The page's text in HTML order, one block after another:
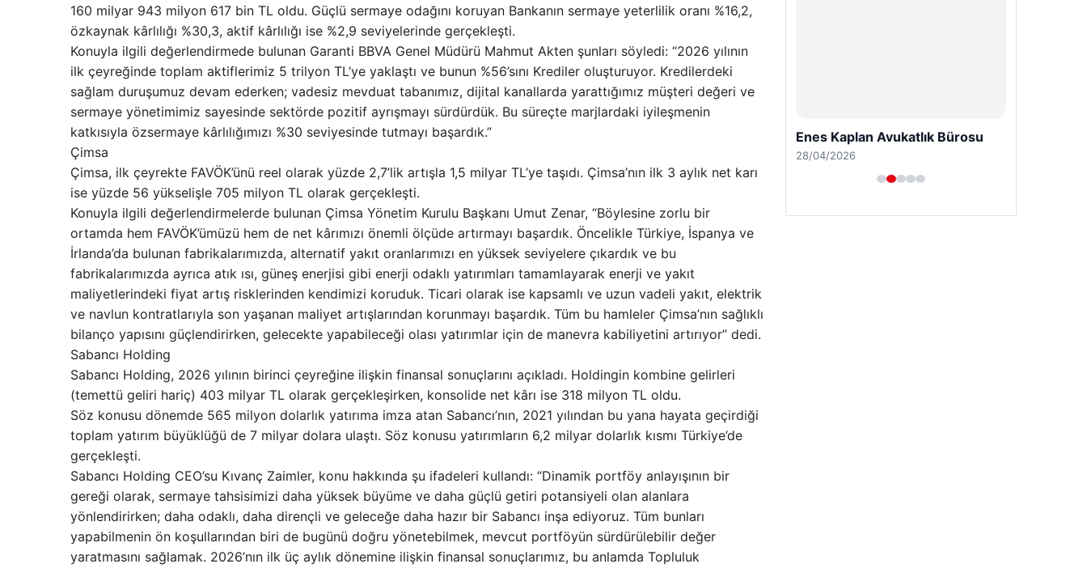
160 milyar 943 milyon 617 bin TL oldu. Güçlü sermaye odağını koruyan Bankanın sermaye yeterlilik oranı %16,2,
özkaynak kârlılığı %30,3, aktif kârlılığı ise %2,9 seviyelerinde gerçekleşti.
Konuyla ilgili değerlendirmede bulunan Garanti BBVA Genel Müdürü Mahmut Akten şunları söyledi: “2026 yılının
ilk çeyreğinde toplam aktiflerimiz 5 trilyon TL’ye yaklaştı ve bunun %56’sını Krediler oluşturuyor. Kredilerdeki
sağlam duruşumuz devam ederken; vadesiz mevduat tabanımız, dijital kanallarda yarattığımız müşteri değeri ve
sermaye yönetimimiz sayesinde sektörde pozitif ayrışmayı sürdürdük. Bu süreçte marjlardaki iyileşmenin
katkısıyla özsermaye kârlılığımızı %30 seviyesinde tutmayı başardık.”
Çimsa
Çimsa, ilk çeyrekte FAVÖK’ünü reel olarak yüzde 2,7’lik artışla 1,5 milyar TL’ye taşıdı. Çimsa’nın ilk 3 aylık net karı
ise yüzde 56 yükselişle 705 milyon TL olarak gerçekleşti.
Konuyla ilgili değerlendirmelerde bulunan Çimsa Yönetim Kurulu Başkanı Umut Zenar, “Böylesine zorlu bir
ortamda hem FAVÖK’ümüzü hem de net kârımızı önemli ölçüde artırmayı başardık. Öncelikle Türkiye, İspanya ve
İrlanda’da bulunan fabrikalarımızda, alternatif yakıt oranlarımızı en yüksek seviyelere çıkardık ve bu
fabrikalarımızda ayrıca atık ısı, güneş enerjisi gibi enerji odaklı yatırımları tamamlayarak enerji ve yakıt
maliyetlerindeki fiyat artış risklerinden kendimizi koruduk. Ticari olarak ise kapsamlı ve uzun vadeli yakıt, elektrik
ve navlun kontratlarıyla son yaşanan maliyet artışlarından korunmayı başardık. Tüm bu hamleler Çimsa’nın sağlıklı
bilanço yapısını güçlendirirken, gelecekte yapabileceği olası yatırımlar için de manevra kabiliyetini artırıyor” dedi.
Sabancı Holding
Sabancı Holding, 2026 yılının birinci çeyreğine ilişkin finansal sonuçlarını açıkladı. Holdingin kombine gelirleri
(temettü geliri hariç) 403 milyar TL olarak gerçekleşirken, konsolide net kârı ise 318 milyon TL oldu.
Söz konusu dönemde 565 milyon dolarlık yatırıma imza atan Sabancı’nın, 2021 yılından bu yana hayata geçirdiği
toplam yatırım büyüklüğü de 7 milyar dolara ulaştı. Söz konusu yatırımların 6,2 milyar dolarlık kısmı Türkiye’de
gerçekleşti.
Sabancı Holding CEO’su Kıvanç Zaimler, konu hakkında şu ifadeleri kullandı: “Dinamik portföy anlayışının bir
gereği olarak, sermaye tahsisimizi daha yüksek büyüme ve daha güçlü getiri potansiyeli olan alanlara
yönlendirirken; daha odaklı, daha dirençli ve geleceğe daha hazır bir Sabancı inşa ediyoruz. Tüm bunları
yapabilmenin ön koşullarından biri de bugünü doğru yönetebilmek, mevcut portföyün sürdürülebilir değer
yaratmasını sağlamak. 2026’nın ilk üç aylık dönemine ilişkin finansal sonuçlarımız, bu anlamda Topluluk
Enes Kaplan Avukatlık Bürosu
28/04/2026